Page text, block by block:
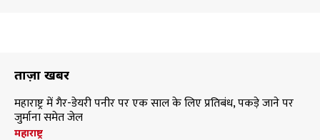
ताज़ा खबरें
महाराष्ट्र में गैर-डेयरी पनीर पर एक साल के लिए प्रतिबंध, पकड़े जाने पर
जुर्माना समेत जेल
महाराष्ट्र